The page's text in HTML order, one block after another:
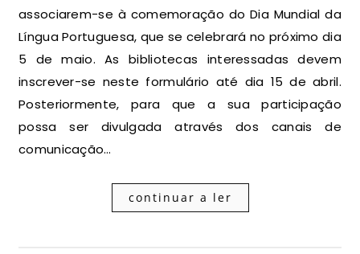
associarem-se à comemoração do Dia Mundial da
Língua Portuguesa, que se celebrará no próximo dia
5 de maio. As bibliotecas interessadas devem
inscrever-se neste formulário até dia 15 de abril.
Posteriormente, para que a sua participação
possa ser divulgada através dos canais de
comunicação…
continuar a ler